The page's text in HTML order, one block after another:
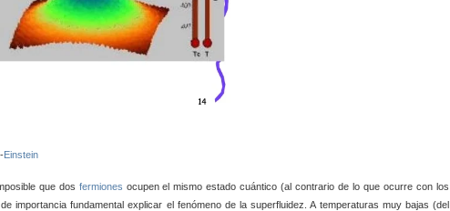
Einstein
que dos fermiones ocupen el mismo estado cuántico (al contrario de lo que ocurre con los
importancia fundamentalexplicar el fenómeno de la superfluidez. A temperaturas muy bajas (del